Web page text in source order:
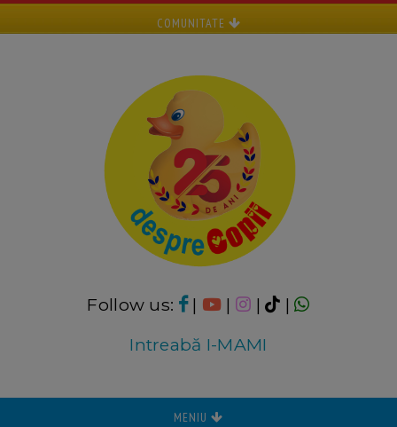
COMUNITATE
Follow us: | | |
|
Intreabă I-MAMI
MENIU